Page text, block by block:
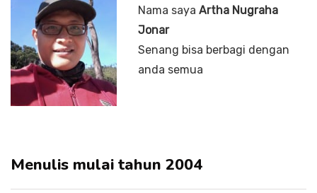
Nama saya Artha Nugraha
Jonar
Senang bisa berbagi dengan
anda semua
Menulis mulai tahun 2004